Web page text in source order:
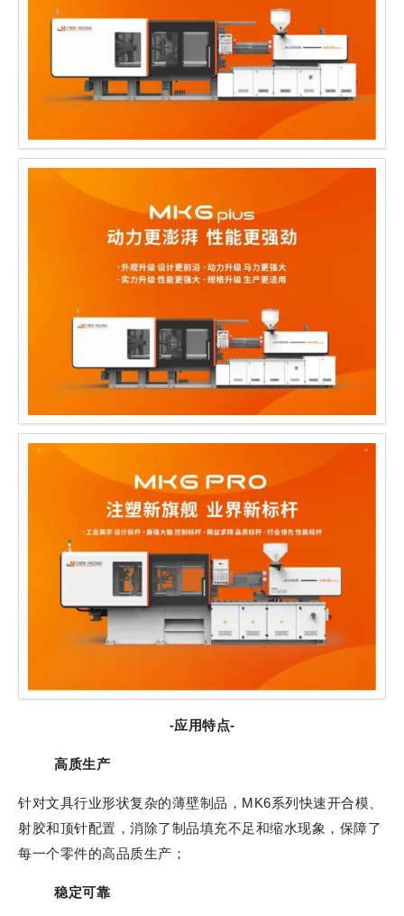
-应用特点-
高质生产
针对文具行业形状复杂的薄壁制品，MK6系列快速开合模、
射胶和顶针配置，消除了制品填充不足和缩水现象，保障了
每一个零件的高品质生产；
稳定可靠